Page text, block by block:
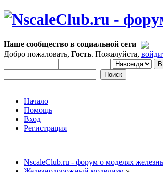
Наше сообщество в социальной сети
Добро пожаловать, Гость. Пожалуйста,
Начало
Помощь
Вход
Регистрация
NscaleClub.ru - форум о моделях